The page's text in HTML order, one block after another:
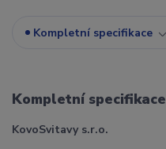
Kompletní specifikace
Kompletní specifikace
KovoSvitavy s.r.o.